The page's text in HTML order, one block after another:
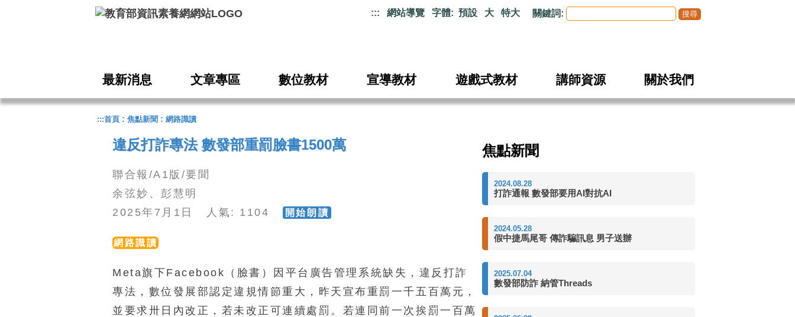
::: 網站導覽 字體: 預設 大 特大 關鍵詞:
最新消息 文章專區 數位教材 宣導教材 遊戲式教材 講師資源 關於我們
:::首頁 : 焦點新聞 : 網路識讀
違反打詐專法 數發部重罰臉書1500萬
聯合報/A1版/要聞
余弦妙、彭慧明
2025年7月1日 人氣: 1104
開始朗讀
網路識讀
Meta旗下Facebook（臉書）因平台廣告管理系統缺失，違反打詐
專法，數位發展部認定違規情節重大，昨天宣布重罰一千五百萬元，
並要求卅日內改正，若未改正可連續處罰。若連同前一次挨罰一百萬
焦點新聞
2024.08.28
打詐通報 數發部要用AI對抗AI
2024.05.28
假中捷馬尾哥 傳詐騙訊息 男子送辦
2025.07.04
數發部防詐 納管Threads